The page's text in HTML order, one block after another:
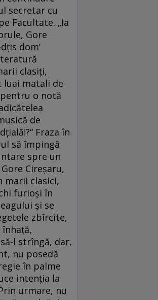
secretar cu
Facultate. „Ia
Gore
dom’
clasiți,
luai matali de
o notă
de
Fraza în
să împingă
spre un
Cireșaru,
marii clasici,
furioși în
și se
zbîrcite,
l strîngă, dar,
nu posedă
în palme
intenția la
urmare, nu